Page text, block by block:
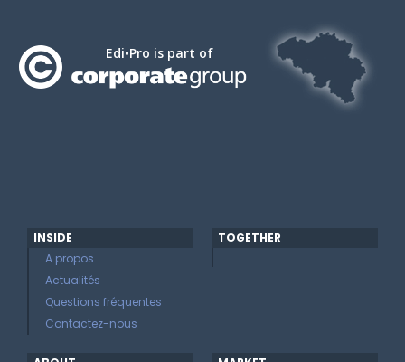
Edi•Pro is part of
INSIDE
A propos
Actualités
Questions fréquentes
Contactez-nous
TOGETHER